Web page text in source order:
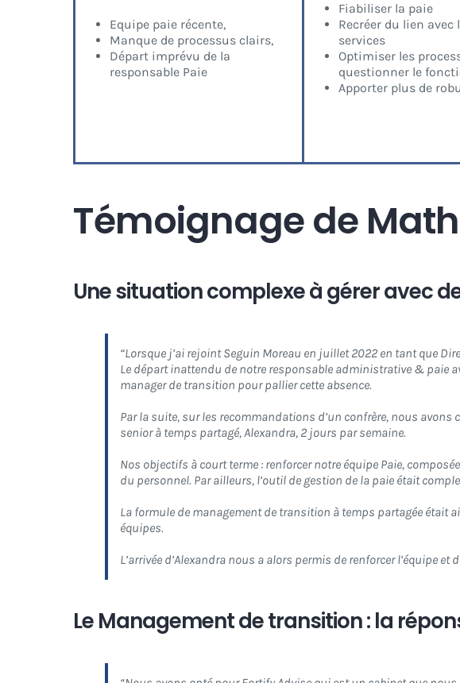
Equipe paie récente,
Manque de processus clairs,
Départ imprévu de la
responsable Paie
Fiabiliser la paie
Recréer du lien avec
services
Optimiser les
questionner le
Apporter plus de
Témoignage de
Une situation complexe à gérer avec
“Lorsque j’ai rejoint Seguin Moreau en juillet 2022 en tant que
Le départ inattendu de notre responsable administrative & paie
manager de transition pour pallier cette absence.
Par la suite, sur les recommandations d’un confrère, nous avons
senior à temps partagé, Alexandra, 2 jours par semaine.
Nos objectifs à court terme : renforcer notre équipe Paie,
du personnel. Par ailleurs, l’outil de gestion de la paie était
La formule de management de transition à temps partagée était
équipes.
L’arrivée d’Alexandra nous a alors permis de renforcer l’équipe
Le Management de transition : la